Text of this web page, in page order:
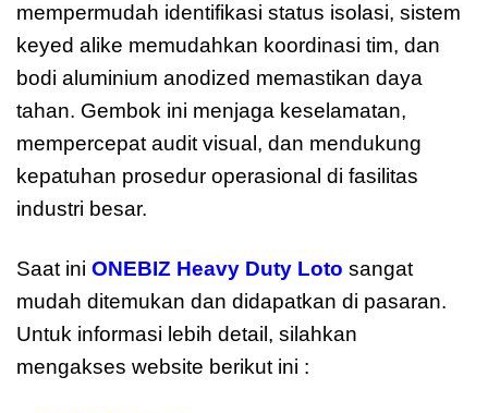
mempermudah identifikasi status isolasi, sistem
keyed alike memudahkan koordinasi tim, dan
bodi aluminium anodized memastikan daya
tahan. Gembok ini menjaga keselamatan,
mempercepat audit visual, dan mendukung
kepatuhan prosedur operasional di fasilitas
industri besar.
Saat ini ONEBIZ Heavy Duty Loto sangat
mudah ditemukan dan didapatkan di pasaran.
Untuk informasi lebih detail, silahkan
mengakses website berikut ini :